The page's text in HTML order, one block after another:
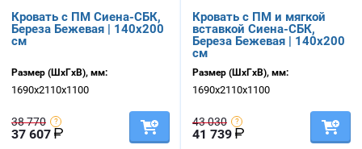
Кровать с ПМ Сиена-СБК,
Береза Бежевая | 140х200
см
Размер (ШхГхВ), мм:
1690х2110х1100
38 770
37 607
Кровать с ПМ и мягкой
вставкой Сиена-СБК,
Береза Бежевая | 140х200
см
Размер (ШхГхВ), мм:
1690х2110х1100
43 030
41 739